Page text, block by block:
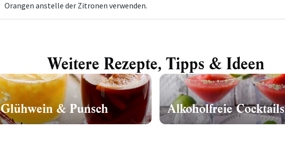
Orangen anstelle der Zitronen verwenden.
Weitere Rezepte, Tipps & Ideen
Glühwein & Punsch Alkoholfreie Cocktails